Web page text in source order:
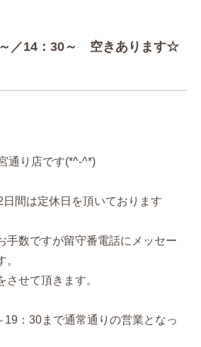
／14：30～ 空きあります☆
通り店です(*^-^*)
間は定休日を頂いております
手数ですが留守番電話にメッセー
させて頂きます。
19：30まで通常通りの営業となっ